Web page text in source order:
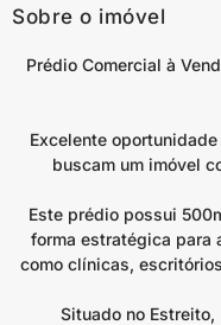
Sobre o imóvel
Prédio Comercial à
Excelente
buscam um imóvel
Este prédio possui
forma estratégica para
como clínicas,
Situado no